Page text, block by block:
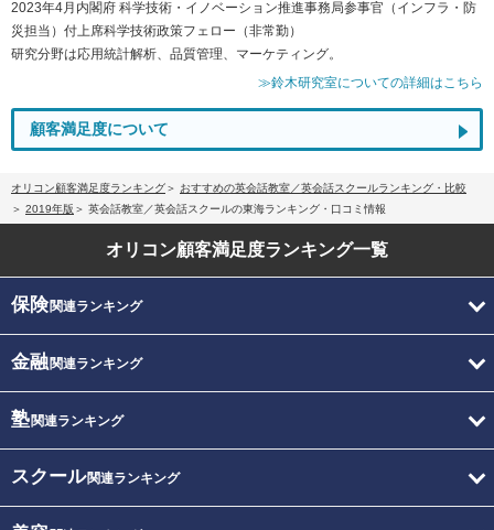
2023年4月内閣府 科学技術・イノベーション推進事務局参事官（インフラ・防
災担当）付上席科学技術政策フェロー（非常勤）
研究分野は応用統計解析、品質管理、マーケティング。
≫鈴木研究室についての詳細はこちら
顧客満足度について
オリコン顧客満足度ランキング
おすすめの英会話教室／英会話スクールランキング・比較
2019年版
英会話教室／英会話スクールの東海ランキング・口コミ情報
オリコン顧客満足度ランキング一覧
保険関連ランキング
金融関連ランキング
塾関連ランキング
スクール関連ランキング